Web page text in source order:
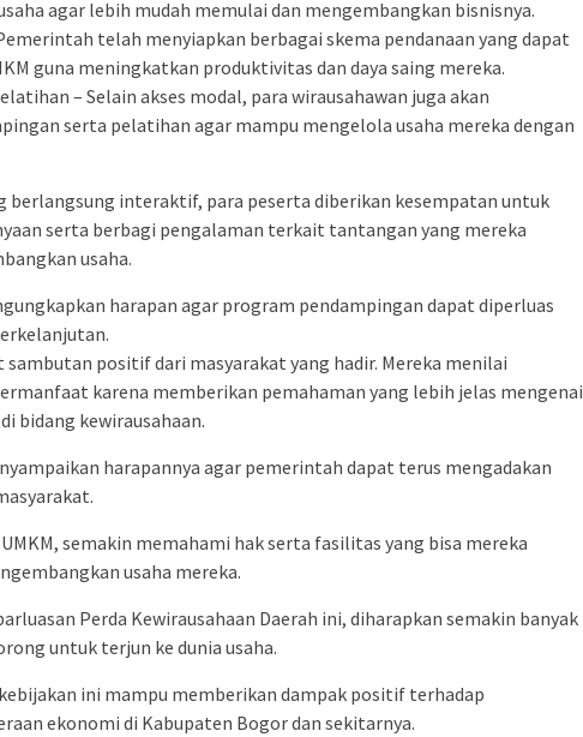
agar lebih mudah memulai dan mengembangkan bisnisnya.
telah menyiapkan berbagai skema pendanaan yang dapat
guna meningkatkan produktivitas dan daya saing mereka.
– Selain akses modal, para wirausahawan juga akan
serta pelatihan agar mampu mengelola usaha mereka dengan
berlangsung interaktif, para peserta diberikan kesempatan untuk
serta berbagi pengalaman terkait tantangan yang mereka
usaha.
harapan agar program pendampingan dapat diperluas
positif dari masyarakat yang hadir. Mereka menilai
karena memberikan pemahaman yang lebih jelas mengenai
bidang kewirausahaan.
harapannya agar pemerintah dapat terus mengadakan
semakin memahami hak serta fasilitas yang bisa mereka
usaha mereka.
Perda Kewirausahaan Daerah ini, diharapkan semakin banyak
untuk terjun ke dunia usaha.
ini mampu memberikan dampak positif terhadap
ekonomi di Kabupaten Bogor dan sekitarnya.